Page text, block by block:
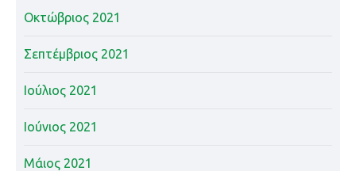
Οκτώβριος 2021
Σεπτέμβριος 2021
Ιούλιος 2021
Ιούνιος 2021
Μάιος 2021